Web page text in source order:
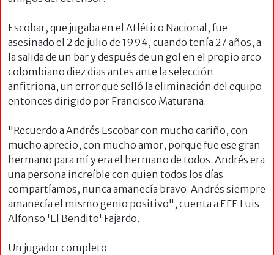
Escobar, que jugaba en el Atlético Nacional, fue
asesinado el 2 de julio de 1994, cuando tenía 27 años, a
la salida de un bar y después de un gol en el propio arco
colombiano diez días antes ante la selección
anfitriona, un error que selló la eliminación del equipo
entonces dirigido por Francisco Maturana.
"Recuerdo a Andrés Escobar con mucho cariño, con
mucho aprecio, con mucho amor, porque fue ese gran
hermano para mí y era el hermano de todos. Andrés era
una persona increíble con quien todos los días
compartíamos, nunca amanecía bravo. Andrés siempre
amanecía el mismo genio positivo", cuenta a EFE Luis
Alfonso 'El Bendito' Fajardo.
Un jugador completo